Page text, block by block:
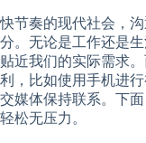
快节奏的现代社会，
分。无论是工作还是
贴近我们的实际需求
利，比如使用手机进
交媒体保持联系。下
轻松无压力。